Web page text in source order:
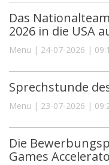
Das
2026 in die USA
Menu | 24-07-2026 |
Sprechstunde
Menu | 23-07-2026 |
Die
Games